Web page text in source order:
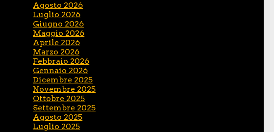
Agosto 2026
Luglio 2026
Giugno 2026
Maggio 2026
Aprile 2026
Marzo 2026
Febbraio 2026
Gennaio 2026
Dicembre 2025
Novembre 2025
Ottobre 2025
Settembre 2025
Agosto 2025
Luglio 2025